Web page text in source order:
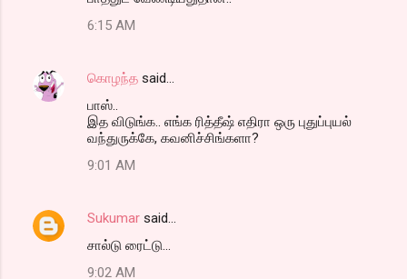
6:15 AM
கொழந்த said…
பாஸ்..
இத விடுங்க.. எங்க ரித்தீஷ் எதிரா ஒரு புதுப்புயல்
வந்துருக்கே, கவனிச்சிங்களா?
9:01 AM
Sukumar said…
சால்டு ரைட்டு...
9:02 AM